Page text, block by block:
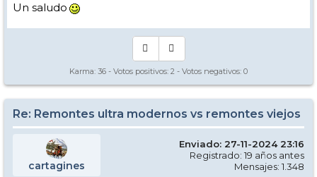
Un saludo
Karma: 36 - Votos positivos: 2 - Votos negativos: 0
Re: Remontes ultra modernos vs remontes viejos
cartagines
Enviado: 27-11-2024 23:16
Registrado: 19 años antes
Mensajes: 1.348